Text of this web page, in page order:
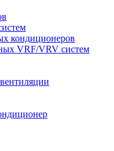
кондиционеров
VRF/VRV систем